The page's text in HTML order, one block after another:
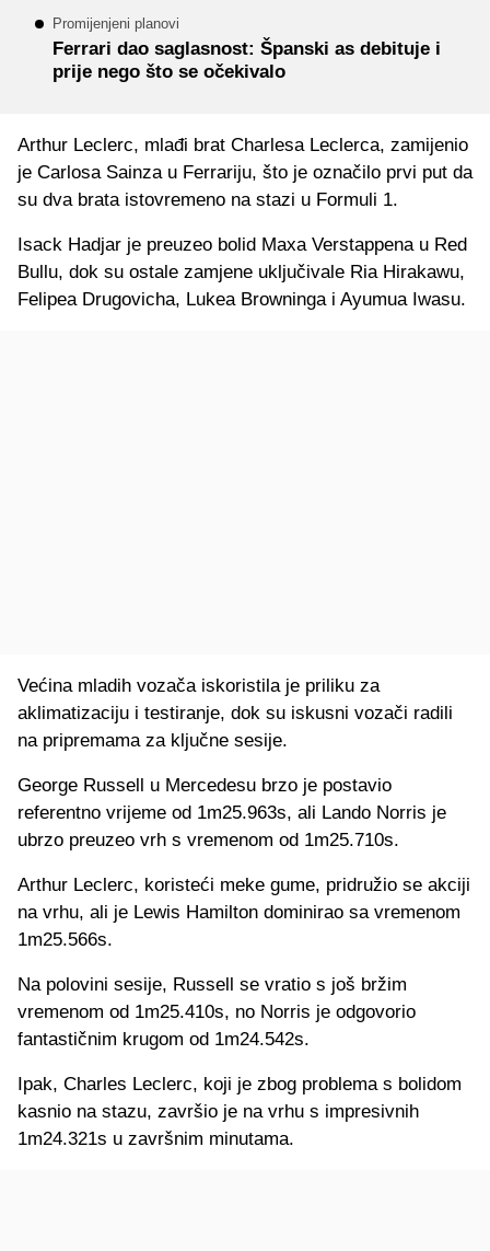
Promijenjeni planovi
Ferrari dao saglasnost: Španski as debituje i
prije nego što se očekivalo
Arthur Leclerc, mlađi brat Charlesa Leclerca, zamijenio
je Carlosa Sainza u Ferrariju, što je označilo prvi put da
su dva brata istovremeno na stazi u Formuli 1.
Isack Hadjar je preuzeo bolid Maxa Verstappena u Red
Bullu, dok su ostale zamjene uključivale Ria Hirakawu,
Felipea Drugovicha, Lukea Browninga i Ayumua Iwasu.
Većina mladih vozača iskoristila je priliku za
aklimatizaciju i testiranje, dok su iskusni vozači radili
na pripremama za ključne sesije.
George Russell u Mercedesu brzo je postavio
referentno vrijeme od 1m25.963s, ali Lando Norris je
ubrzo preuzeo vrh s vremenom od 1m25.710s.
Arthur Leclerc, koristeći meke gume, pridružio se akciji
na vrhu, ali je Lewis Hamilton dominirao sa vremenom
1m25.566s.
Na polovini sesije, Russell se vratio s još bržim
vremenom od 1m25.410s, no Norris je odgovorio
fantastičnim krugom od 1m24.542s.
Ipak, Charles Leclerc, koji je zbog problema s bolidom
kasnio na stazu, završio je na vrhu s impresivnih
1m24.321s u završnim minutama.